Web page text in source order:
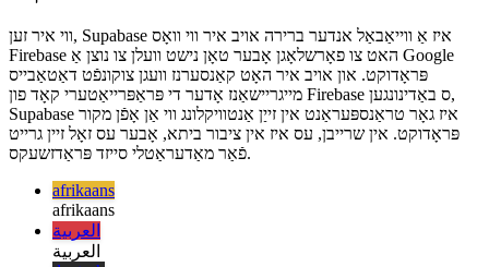
טינגז, פֿאַר בייַשפּיל פֿון AWS, Azure אָדער, דאָך, Firebase.
מסקנא
ווי איר זען, Supabase איז אַ ווייאַבאַל אנדער ברירה אויב איר ווי וואָס
Firebase האט צו פאָרשלאָגן אָבער טאָן נישט וועלן צו נוצן אַ Google
פּראָדוקט. און אויב איר האָט קאַנסערנז וועגן צוקונפֿט דאַטאַבייס
מייגריישאַנז אָדער די פּראַפּרייאַטערי קאָד פון Firebase ס באַדינונגען,
Supabase איז גאָר טראַנספּעראַנט אין זייַן אַנטוויקלונג ווי אַן אָפֿן מקור
פּראָדוקט. אין שרייבן, עס איז אין ציבור ביתא, אָבער עס זאָל זיין גרייט